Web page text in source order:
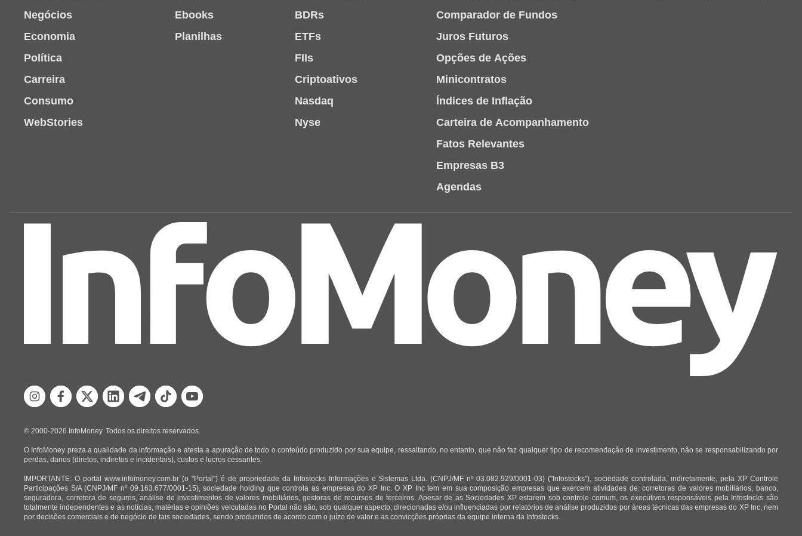
Negócios
Economia
Política
Carreira
Consumo
WebStories
Ebooks
Planilhas
BDRs
ETFs
FIIs
Criptoativos
Nasdaq
Nyse
Comparador de Fundos
Juros Futuros
Opções de Ações
Minicontratos
Índices de Inflação
Carteira de Acompanhamento
Fatos Relevantes
Empresas B3
Agendas
© 2000-2026 InfoMoney. Todos os direitos reservados.
O InfoMoney preza a qualidade da informação e atesta a apuração de todo o conteúdo produzido por sua equipe, ressaltando, no entanto, que não faz qualquer tipo de recomendação de investimento, não se responsabilizando por
perdas, danos (diretos, indiretos e incidentais), custos e lucros cessantes.
IMPORTANTE: O portal www.infomoney.com.br (o "Portal") é de propriedade da Infostocks Informações e Sistemas Ltda. (CNPJ/MF nº 03.082.929/0001-03) ("Infostocks"), sociedade controlada, indiretamente, pela XP Controle
Participações S/A (CNPJ/MF nº 09.163.677/0001-15), sociedade holding que controla as empresas do XP Inc. O XP Inc tem em sua composição empresas que exercem atividades de: corretoras de valores mobiliários, banco,
seguradora, corretora de seguros, análise de investimentos de valores mobiliários, gestoras de recursos de terceiros. Apesar de as Sociedades XP estarem sob controle comum, os executivos responsáveis pela Infostocks são
totalmente independentes e as notícias, matérias e opiniões veiculadas no Portal não são, sob qualquer aspecto, direcionadas e/ou influenciadas por relatórios de análise produzidos por áreas técnicas das empresas do XP Inc, nem
por decisões comerciais e de negócio de tais sociedades, sendo produzidos de acordo com o juízo de valor e as convicções próprias da equipe interna da Infostocks.